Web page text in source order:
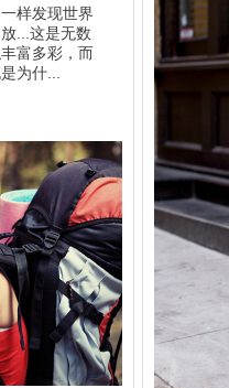
样发现世界
...这是无数
富多彩，而
为什...